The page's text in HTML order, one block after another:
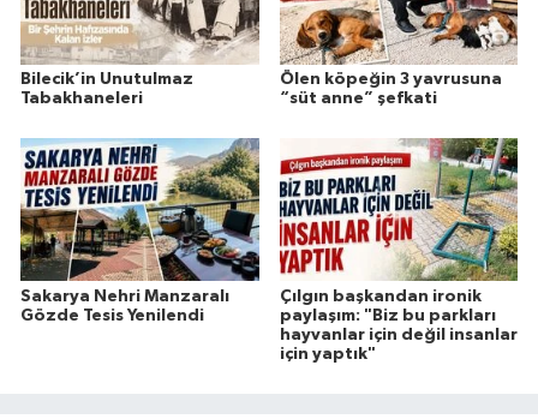
Bilecik’in Unutulmaz
Tabakhaneleri
Ölen köpeğin 3 yavrusuna
“süt anne” şefkati
Sakarya Nehri Manzaralı
Gözde Tesis Yenilendi
Çılgın başkandan ironik
paylaşım: "Biz bu parkları
hayvanlar için değil insanlar
için yaptık"